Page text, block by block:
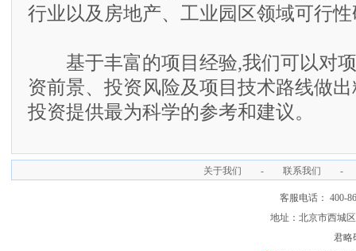
行业以及房地产、工业园区领域可行
基于丰富的项目经验,我们可以对项
资前景、投资风险及项目技术路线做
投资提供最为科学的参考和建议。
关于我们 - 联系我们 -
客服电话： 400-
地址：北京市西城
君略